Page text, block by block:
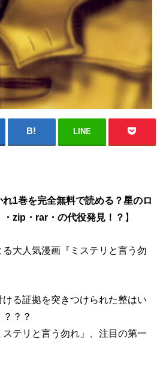
LINE
れ1巻を完全無料で読める？星のロ
・zip・rar・の代役発見！？ 】
る大人気漫画『ミステリと言う勿
る証拠を突きつけられた整はい
？？
テリと言う勿れ」、注目の第一